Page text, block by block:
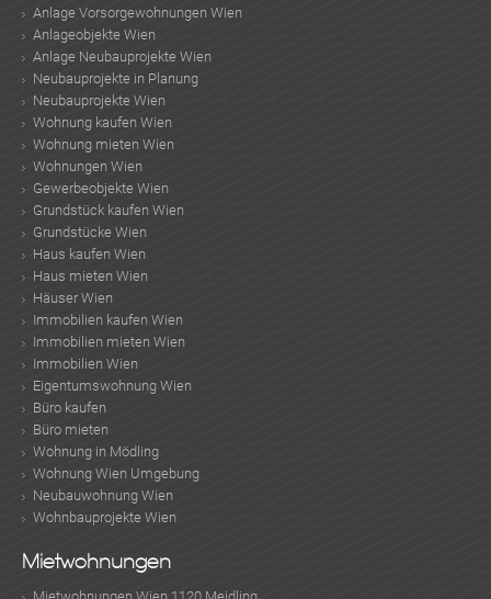
Anlage Vorsorgewohnungen Wien
Anlageobjekte Wien
Anlage Neubauprojekte Wien
Neubauprojekte in Planung
Neubauprojekte Wien
Wohnung kaufen Wien
Wohnung mieten Wien
Wohnungen Wien
Gewerbeobjekte Wien
Grundstück kaufen Wien
Grundstücke Wien
Haus kaufen Wien
Haus mieten Wien
Häuser Wien
Immobilien kaufen Wien
Immobilien mieten Wien
Immobilien Wien
Eigentumswohnung Wien
Büro kaufen
Büro mieten
Wohnung in Mödling
Wohnung Wien Umgebung
Neubauwohnung Wien
Wohnbauprojekte Wien
Mietwohnungen